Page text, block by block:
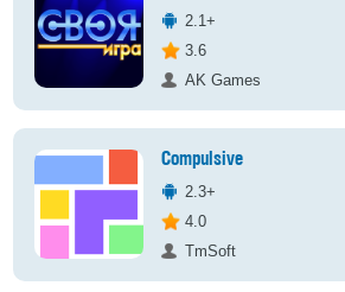
2.1+
3.6
AK Games
Compulsive
2.3+
4.0
TmSoft